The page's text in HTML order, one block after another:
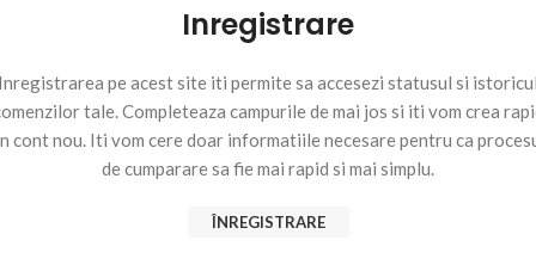
Inregistrare
pe acest site iti permite sa accesezi statusul si
tale. Completeaza campurile de mai jos si iti vom crea
cont nou. Iti vom cere doar informatiile necesare pentru ca
de cumparare sa fie mai rapid si mai simplu.
ÎNREGISTRARE